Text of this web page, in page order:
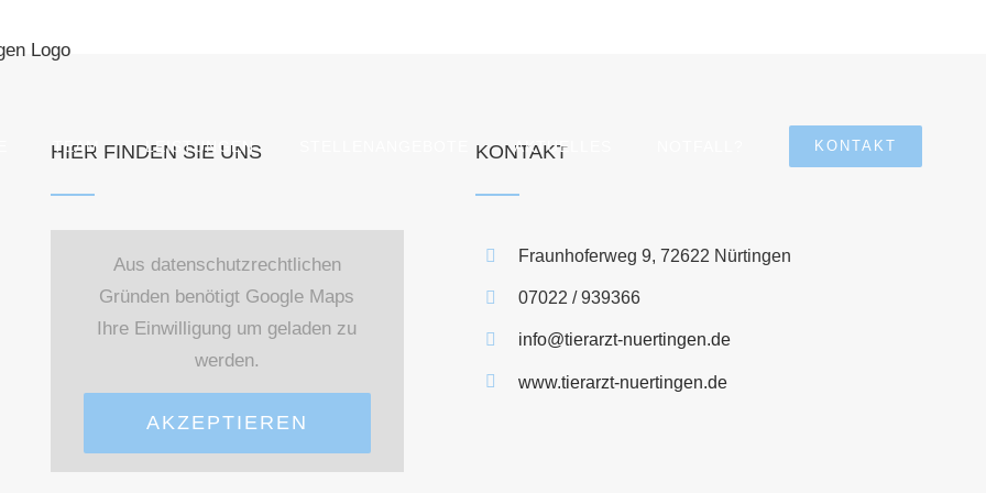
TEAM LEISTUNGEN AKTUELLES KONTAKT
HIER FINDEN SIE UNS
Aus datenschutzrechtlichen
Gründen benötigt Google Maps
Ihre Einwilligung um geladen zu
werden.
AKZEPTIEREN
KONTAKT
Fraunhoferweg 9, 72622 Nürtingen
07022 / 939366
info@tierarzt-nuertingen.de
www.tierarzt-nuertingen.de